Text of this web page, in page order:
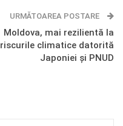
URMĂTOAREA POSTARE
Moldova, mai rezilientă la
riscurile climatice datorită
Japoniei și PNUD